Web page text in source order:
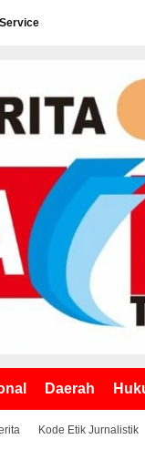
Daerah
Kode Etik Jurnalistik